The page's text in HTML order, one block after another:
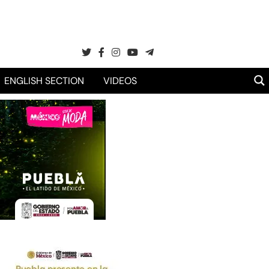
ENGLISH SECTION VIDEOS